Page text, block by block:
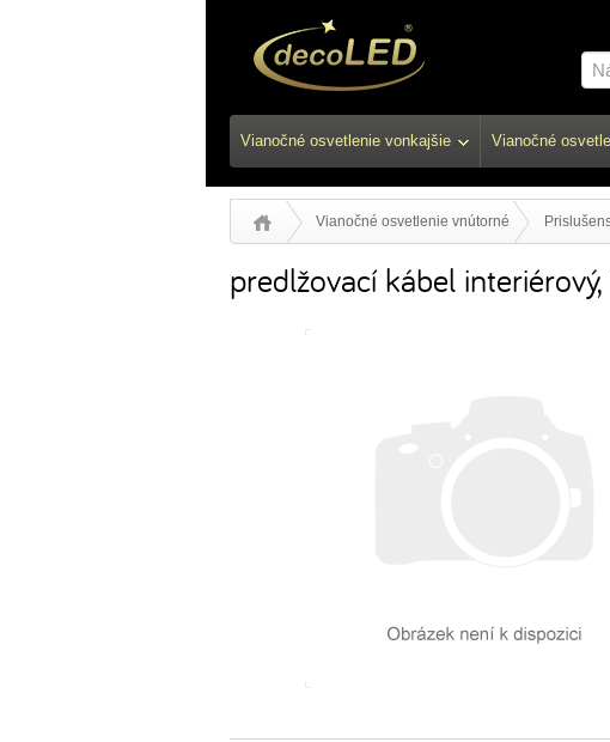
Vianočné osvetlenie vonkajšie Vianočné
Vianočné osvetlenie vnútorné
predlžovací kábel interiérový,